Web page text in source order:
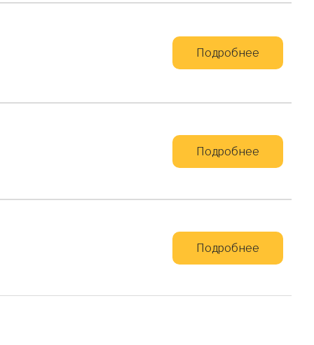
Подробнее
Подробнее
Подробнее